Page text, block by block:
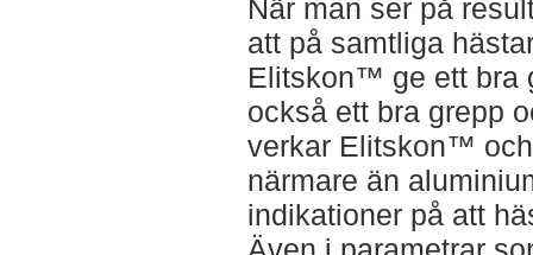
När man ser på
att på samtliga
Elitskon™ ge ett bra
också ett bra grepp
verkar Elitskon™
närmare än
indikationer på att